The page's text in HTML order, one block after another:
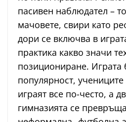
пасивен наблюдател –
мачовете, свири като
дори се включва в
практика какво значи
позициониране.
популярност, учениците
играят все по-често, а
гимназията се